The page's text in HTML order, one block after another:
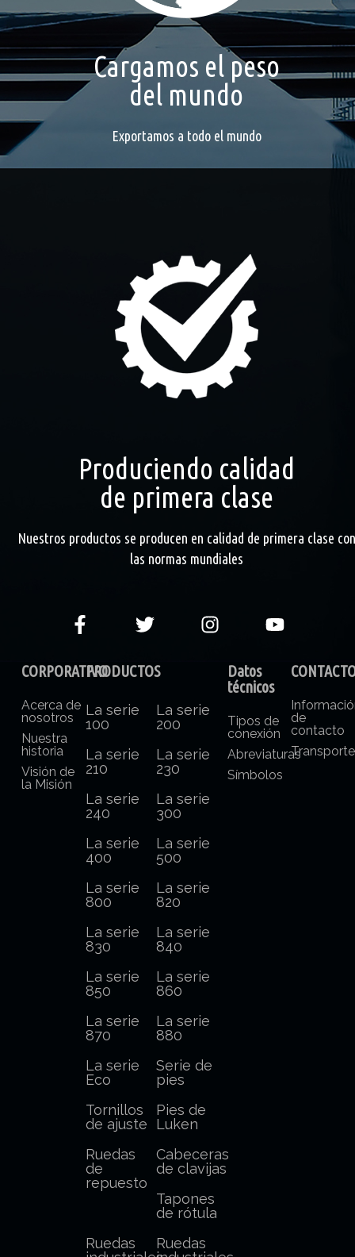
Cargamos el peso
del mundo
Exportamos a todo el mundo
Produciendo calidad
de primera clase
Nuestros productos se producen en calidad de primera clase con
las normas mundiales
CORPORATIVO
Acerca de
nosotros
Nuestra
historia
Visión de
la Misión
PRODUCTOS
La serie
100
La serie
200
La serie
210
La serie
230
La serie
240
La serie
300
La serie
400
La serie
500
La serie
800
La serie
820
La serie
830
La serie
840
La serie
850
La serie
860
La serie
870
La serie
880
La serie
Eco
Serie de
pies
Tornillos
de ajuste
Pies de
Luken
Ruedas
de
repuesto
Cabeceras
de clavijas
Tapones
de rótula
Ruedas
Ruedas
Datos
técnicos
Tipos de
conexión
Abreviaturas
Símbolos
de
contacto
Transporte